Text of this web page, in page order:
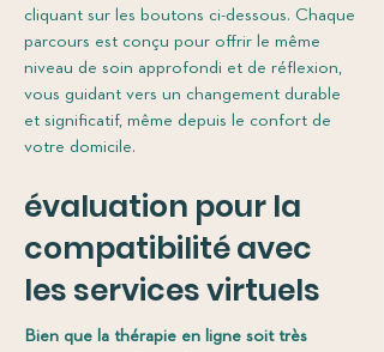
cliquant sur les boutons ci-dessous. Chaque
parcours est conçu pour offrir le même
niveau de soin approfondi et de réflexion,
vous guidant vers un changement durable
et significatif, même depuis le confort de
votre domicile.
évaluation pour la
compatibilité avec
les services virtuels
Bien que la thérapie en ligne soit très